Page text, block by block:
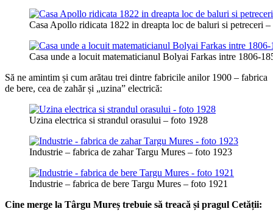
Casa Apollo ridicata 1822 in dreapta loc de baluri si petreceri
Casa unde a locuit matematicianul Bolyai Farkas intre 1806-
Să ne amintim și cum arătau trei dintre fabricile anilor 1900 – fabrica
de bere, cea de zahăr și „uzina” electrică:
Uzina electrica si strandul orasului – foto 1928
Industrie – fabrica de zahar Targu Mures – foto 1923
Industrie – fabrica de bere Targu Mures – foto 1921
Cine merge la Târgu Mureș trebuie să treacă și pragul Cetății: